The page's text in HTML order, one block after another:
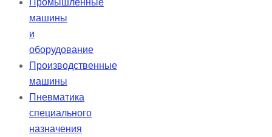
Промышленные
машины
и
оборудование
Производственные
машины
Пневматика
специального
назначения